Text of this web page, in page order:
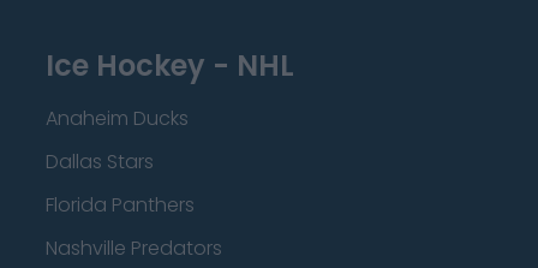
Ice Hockey - NHL
Anaheim Ducks
Dallas Stars
Florida Panthers
Nashville Predators